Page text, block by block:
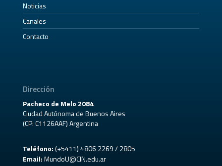
Noticias
Canales
Contacto
Dirección
Pacheco de Melo 2084
Ciudad Autónoma de Buenos Aires
(CP: C1126AAF) Argentina
Teléfono:(+5411) 4806 2269 / 2805
Email: MundoU@CIN.edu.ar